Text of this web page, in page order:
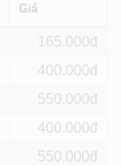
Giá
165
400
550
400
550